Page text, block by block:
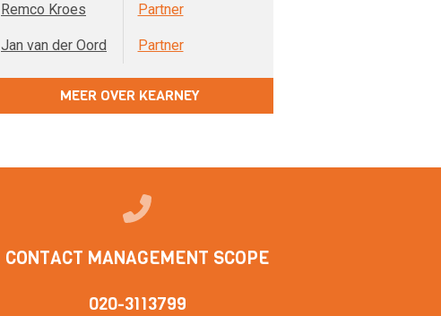
Remco Kroes Partner
Jan van der Oord Partner
MEER OVER KEARNEY
CONTACT MANAGEMENT SCOPE
020-3113799